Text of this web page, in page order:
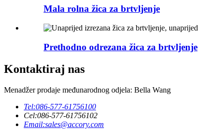
Mala rolna žica za brtvljenje
Prethodno odrezana žica za brtvljenje
Kontaktiraj nas
Menadžer prodaje međunarodnog odjela: Bella Wang
Tel:086-577-61756100
Cel:086-577-61756102
Email:sales@accory.com